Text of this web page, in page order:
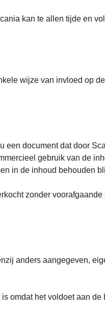
kan te allen tijde en
wijze van invloed op
een document dat door
gebruik van de
in de inhoud behouden
zonder
anders aangegeven,
omdat het voldoet aan